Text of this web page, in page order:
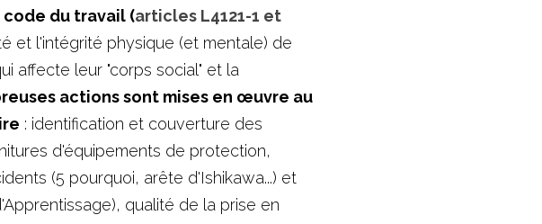
du travail (articles L4121-1 et
et l'intégrité physique (et mentale) de
affecte leur "corps social" et la
actions sont mises en œuvre au
: identification et couverture des
d'équipements de protection,
(5 pourquoi, arête d'Ishikawa...) et
qualité de la prise en